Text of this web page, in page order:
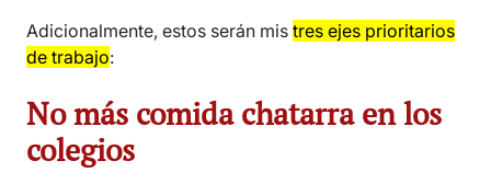
Adicionalmente, estos serán mis tres ejes prioritarios
de trabajo:
No más comida chatarra en los
colegios